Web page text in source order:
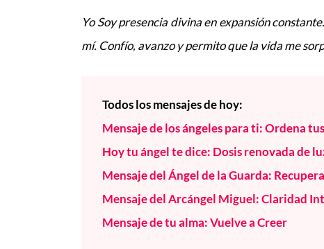
Yo Soy presencia divina en expansión
mí. Confío, avanzo y permito que la vida me
Todos los mensajes de hoy:
Mensaje de los ángeles para ti: Ordena
Hoy tu ángel te dice: Dosis renovada de
Mensaje del Ángel de la Guarda:
Mensaje del Arcángel Miguel: Claridad
Mensaje de tu alma: Vuelve a Creer